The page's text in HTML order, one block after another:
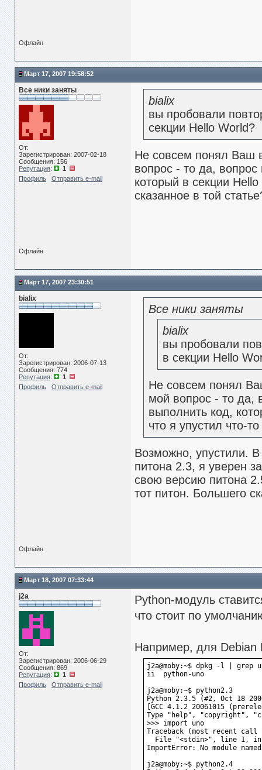
Офлайн
Март 17, 2007 19:58:52
Все ники заняты
От:
Зарегистрирован: 2007-02-18
Сообщения: 156
Репутация:
1
Профиль
Отправить e-mail
bialix
вы пробовали
секции Hello World?
Не совсем понял Ваш
вопрос - то да, вопрос
который в секции
сказанное в той
Офлайн
Март 17, 2007 23:30:51
bialix
От:
Зарегистрирован: 2006-07-13
Сообщения: 774
Репутация:
1
Профиль
Отправить e-mail
Все ники заняты
bialix
вы пробовали
в секции Hello
Не совсем понял
мой вопрос - то да,
выполнить код,
что я упустил что-
Возможно, упустили. В
питона 2.3, я уверен
свою версию питона
тот питон. Большего
Офлайн
Март 18, 2007 07:33:44
j2a
От:
Зарегистрирован: 2006-06-29
Сообщения: 869
Репутация:
1
Профиль
Отправить e-mail
Python-модуль
что стоит по
Например, для Debian
j2a@moby:~$ dpkg -l | grep
ii  python-uno
j2a@moby:~$ python2.3
Python 2.3.5 (#2, Oct 18
[GCC 4.1.2 20061015
Type "help", "copyright",
>>> import uno
Traceback (most recent
File "<stdin>", line 1,
ImportError: No module
j2a@moby:~$ python2.4